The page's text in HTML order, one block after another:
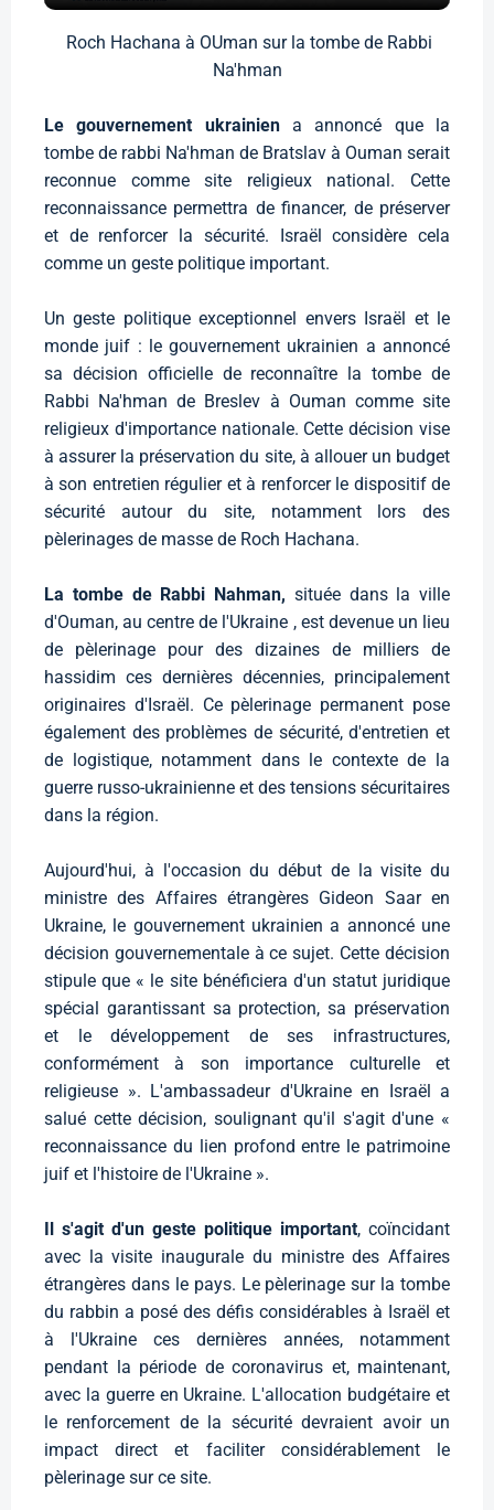
Roch Hachana à OUman sur la tombe de Rabbi
Na'hman
Le gouvernement ukrainiena annoncé que la
tombe de rabbi Na'hman de Bratslav à Ouman serait
reconnue comme site religieux national. Cette
reconnaissance permettra de financer, de préserver
et de renforcer la sécurité. Israël considère cela
comme un geste politique important.
Un geste politique exceptionnel envers Israël et le
monde juif : le gouvernement ukrainien a annoncé
sa décision officielle de reconnaître la tombe de
Rabbi Na'hman de Breslev à Ouman comme site
religieux d'importance nationale. Cette décision vise
à assurer la préservation du site, à allouer un budget
à son entretien régulier et à renforcer le dispositif de
sécurité autour du site, notamment lors des
pèlerinages de masse de Roch Hachana.
La tombe de Rabbi Nahman, située dans la ville
d'Ouman, au centre de l'Ukraine , est devenue un lieu
de pèlerinage pour des dizaines de milliers de
hassidim ces dernières décennies, principalement
originaires d'Israël. Ce pèlerinage permanent pose
également des problèmes de sécurité, d'entretien et
de logistique, notamment dans le contexte de la
guerre russo-ukrainienne et des tensions sécuritaires
dans la région.
Aujourd'hui, à l'occasion du début de la visite du
ministre des Affaires étrangères Gideon Saar en
Ukraine, le gouvernement ukrainien a annoncé une
décision gouvernementale à ce sujet. Cette décision
stipule que « le site bénéficiera d'un statut juridique
spécial garantissant sa protection, sa préservation
et le développement de ses infrastructures,
conformément à son importance culturelle et
religieuse ». L'ambassadeur d'Ukraine en Israël a
salué cette décision, soulignant qu'il s'agit d'une «
reconnaissance du lien profond entre le patrimoine
juif et l'histoire de l'Ukraine ».
Il s'agit d'un geste politique important, coïncidant
avec la visite inaugurale du ministre des Affaires
étrangères dans le pays. Le pèlerinage sur la tombe
du rabbin a posé des défis considérables à Israël et
à l'Ukraine ces dernières années, notamment
pendant la période de coronavirus et, maintenant,
avec la guerre en Ukraine. L'allocation budgétaire et
le renforcement de la sécurité devraient avoir un
impact direct et faciliter considérablement le
pèlerinage sur ce site.